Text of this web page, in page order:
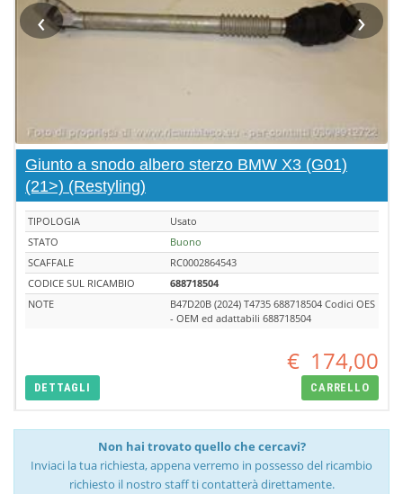
‹ ›
Giunto a snodo albero sterzo BMW X3 (G01)
(21>) (Restyling)
TIPOLOGIA
Usato
STATO
Buono
SCAFFALE
RC0002864543
CODICE SUL RICAMBIO
688718504
NOTE
B47D20B (2024) T4735 688718504 Codici OES
- OEM ed adattabili 688718504
€ 174,00
DETTAGLI CARRELLO
Non hai trovato quello che cercavi?
Inviaci la tua richiesta, appena verremo in possesso del ricambio
richiesto il nostro staff ti contatterà direttamente.